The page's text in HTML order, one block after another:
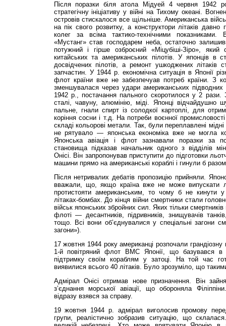
Після поразки біля атола Мідуей 4 червня 1942
стратегічну ініціативу у війні на Тихому океані.
островів стискалося все щільніше. Американська
на пік свого розвитку, а конструктори літаків
колег за всіма тактико-технічними
«Мустанг» став господарем неба, остаточно
потужний і гірше озброєний «Міцубіші-Зіро»,
китайських та американських пілотів. У японців
досвідчених пілотів, а ремонт ушкоджених літаків
запчастин. У 1944 р. економічна ситуація в Японії
флот країни вже не забезпечуав потреб країни. З
зменшувалася через удари американських підводних
1942 р., постачання пального скоротилося у 2
сталі, чавуну, алюмінію, міді. Японці відчайдушно
пальне, гнали спирт із солодкої картоплі, для
коріння сосни і т.д. На потреби воєнної
складі кольорові метали. Так, були переплавлені
не рятувало — японська економіка вже не могла
Японська авіація і флот зазнавали поразки за
становища підказав начальник одного з відділів
Онісі. Він запропонував приступити до підготовки
машини прямо на американські кораблі і гинули б
Після нетривалих дебатів пропозицію прийняли.
вважали, що, якщо країна вже не може випускати
протистояти американським, то чому б не кинути
літаках-бомбах. До кінця війни смертники стали
військ японських збройних сил. Яких тільки смертників
флоті — десантників, підривників, знищувачів
тощо. Всі вони об’єд­ну­валися у спеціальні загони
загони»).
17 жовтня 1944 року американці розпочали
1-й повітряний флот ВМС Японії, що базувався в
підтримку своїм кораблям у затоці. На той час
виявилися всього 40 літаків. Було зрозуміло, що
Адмірал Онісі отримав нове призначення. Він
з’єднання морської авіації, що обороняла
відразу взявся за справу.
19 жовтня 1944 р. адмірал виголосив промову
групи, реалістично зобразив ситуацію, що